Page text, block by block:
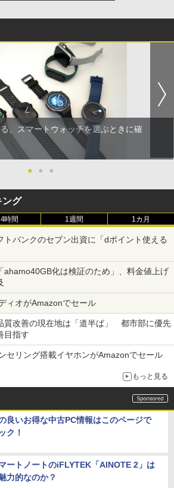
、スマートウォッチを選ぶときに確
● ● ●
ング
時間 1週間 1カ月
トバンクのセブン出資に「dポイント使える
ahamo40GB化は検証のため」、料金値上げ
ィオがAmazonでセール
質改善の現在地は「道半ば」 都市部に優先
目指す
セリング搭載イヤホンがAmazonでセール
もっと見る
良いお得な中古PC情報はこのページで
ク！
ートノートのiFLYTEK「AINOTE 2」は
力的なのか？